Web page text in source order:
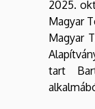
2025.
Magyar
Magyar
tart